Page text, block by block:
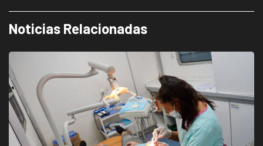
Noticias Relacionadas